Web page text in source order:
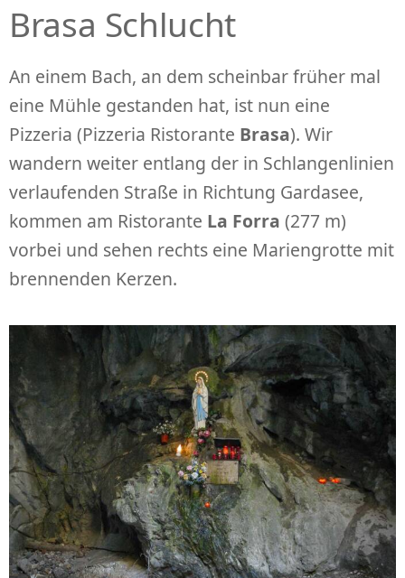
Brasa Schlucht
An einem Bach, an dem scheinbar früher mal
eine Mühle gestanden hat, ist nun eine
Pizzeria (Pizzeria Ristorante Brasa). Wir
wandern weiter entlang der in Schlangenlinien
verlaufenden Straße in Richtung Gardasee,
kommen am Ristorante La Forra (277 m)
vorbei und sehen rechts eine Mariengrotte mit
brennenden Kerzen.